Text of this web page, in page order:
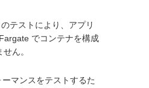
テストにより、アプリ
でコンテナを構成
ん。
マンスをテストするた